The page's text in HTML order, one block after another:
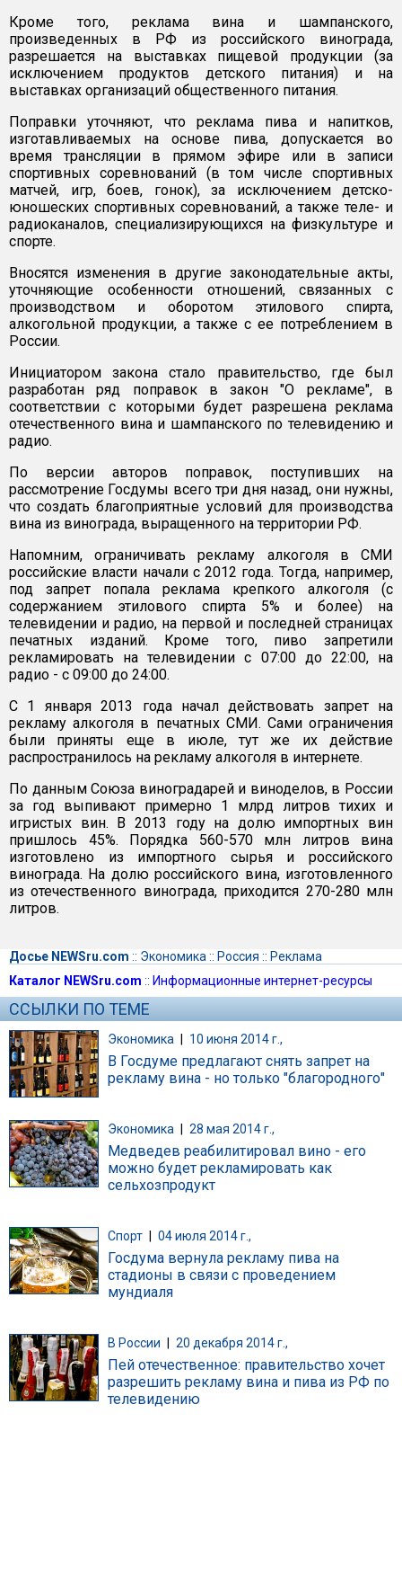
Кроме того, реклама вина и шампанского,
произведенных в РФ из российского винограда,
разрешается на выставках пищевой продукции (за
исключением продуктов детского питания) и на
выставках организаций общественного питания.
Поправки уточняют, что реклама пива и напитков,
изготавливаемых на основе пива, допускается во
время трансляции в прямом эфире или в записи
спортивных соревнований (в том числе спортивных
матчей, игр, боев, гонок), за исключением детско-
юношеских спортивных соревнований, а также теле- и
радиоканалов, специализирующихся на физкультуре и
спорте.
Вносятся изменения в другие законодательные акты,
уточняющие особенности отношений, связанных с
производством и оборотом этилового спирта,
алкогольной продукции, а также с ее потреблением в
России.
Инициатором закона стало правительство, где был
разработан ряд поправок в закон "О рекламе", в
соответствии с которыми будет разрешена реклама
отечественного вина и шампанского по телевидению и
радио.
По версии авторов поправок, поступивших на
рассмотрение Госдумы всего три дня назад, они нужны,
что создать благоприятные условий для производства
вина из винограда, выращенного на территории РФ.
Напомним, ограничивать рекламу алкоголя в СМИ
российские власти начали с 2012 года. Тогда, например,
под запрет попала реклама крепкого алкоголя (с
содержанием этилового спирта 5% и более) на
телевидении и радио, на первой и последней страницах
печатных изданий. Кроме того, пиво запретили
рекламировать на телевидении с 07:00 до 22:00, на
радио - с 09:00 до 24:00.
С 1 января 2013 года начал действовать запрет на
рекламу алкоголя в печатных СМИ. Сами ограничения
были приняты еще в июле, тут же их действие
распространилось на рекламу алкоголя в интернете.
По данным Союза виноградарей и виноделов, в России
за год выпивают примерно 1 млрд литров тихих и
игристых вин. В 2013 году на долю импортных вин
пришлось 45%. Порядка 560-570 млн литров вина
изготовлено из импортного сырья и российского
винограда. На долю российского вина, изготовленного
из отечественного винограда, приходится 270-280 млн
литров.
Досье NEWSru.com :: Экономика :: Россия :: Реклама
Каталог NEWSru.com :: Информационные интернет-ресурсы
ССЫЛКИ ПО ТЕМЕ
Экономика | 10 июня 2014 г.,
В Госдуме предлагают снять запрет на
рекламу вина - но только "благородного"
Экономика 28 мая 2014 г.,
Медведев реабилитировал вино - его
можно будет рекламировать как
сельхозпродукт
Спорт 04 июля 2014 г.,
Госдума вернула рекламу пива на
стадионы в связи с проведением
мундиаля
В России 20 декабря 2014 г.,
Пей отечественное: правительство хочет
разрешить рекламу вина и пива из РФ по
телевидению